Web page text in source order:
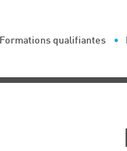
Formations qualifiantes